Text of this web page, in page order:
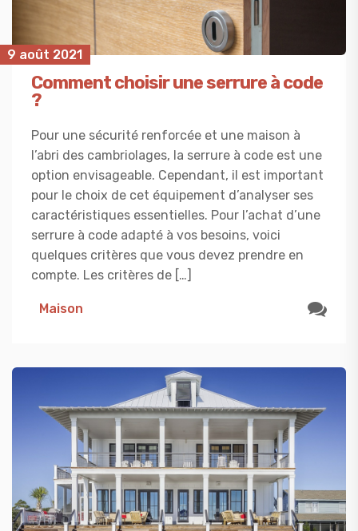
9 août 2021
Comment choisir une serrure à code
?
Pour une sécurité renforcée et une maison à
l’abri des cambriolages, la serrure à code est une
option envisageable. Cependant, il est important
pour le choix de cet équipement d’analyser ses
caractéristiques essentielles. Pour l’achat d’une
serrure à code adapté à vos besoins, voici
quelques critères que vous devez prendre en
compte. Les critères de […]
Maison